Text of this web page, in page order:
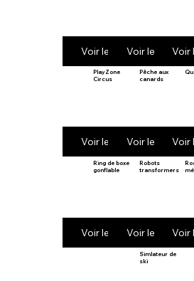
Voir le produitVoir le produit
Voir
PlayZone
Circus
Voir le produit
Pêche aux
canards
Voir le produit
Voir
Ring de boxe
gonflable
Voir le produit
Robots
transformers
Voir le produit
Voir
Simlateur de
ski